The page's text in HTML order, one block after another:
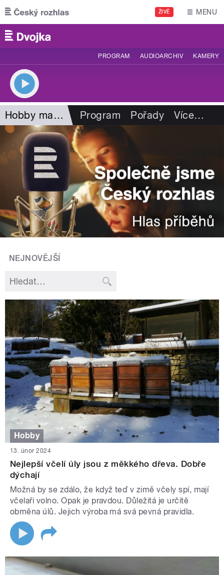
Přejít k hlavnímu obsahu
ŽIVĚ MENU
PROGRAM AUDIOARCHIV KAMERY
Hobby magazín Program Pořady Více…
NEJNOVĚJŠÍ
Hobby
13. únor 2024
Nejlepší včelí úly jsou z měkkého dřeva. Dobře
dýchají
Možná by se zdálo, že když teď v zimě včely spí, mají
včelaři volno. Opak je pravdou. Důležitá je určitě
obměna úlů. Jejich výroba má svá pevná pravidla.